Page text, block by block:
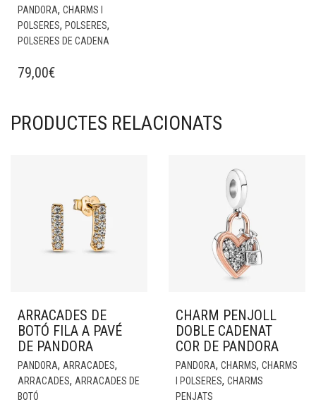
PANDORA, CHARMS I
POLSERES, POLSERES,
POLSERES DE CADENA
79,00€
PRODUCTES RELACIONATS
ARRACADES DE
BOTÓ FILA A PAVÉ
DE PANDORA
PANDORA, ARRACADES,
ARRACADES, ARRACADES DE
BOTÓ
CHARM PENJOLL
DOBLE CADENAT
COR DE PANDORA
PANDORA, CHARMS, CHARMS
I POLSERES, CHARMS
PENJATS